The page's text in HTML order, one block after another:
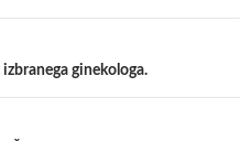
ginekologa.